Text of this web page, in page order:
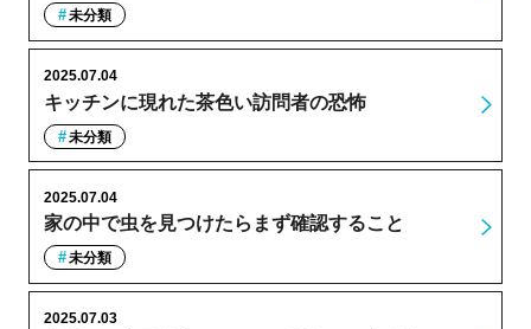
未分類
キッチンに現れた茶色い訪問者の恐怖
2025.07.04
未分類
家の中で虫を見つけたらまず確認すること
2025.07.04
未分類
2025.07.03